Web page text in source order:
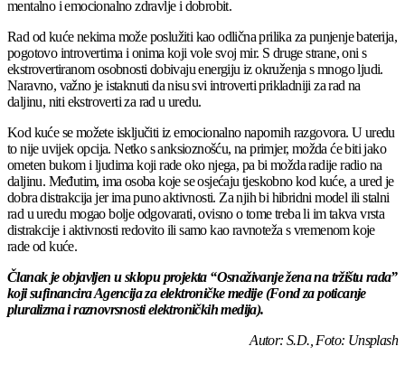
mentalno i emocionalno zdravlje i dobrobit.
Rad od kuće nekima može poslužiti kao odlična prilika za punjenje baterija,
pogotovo introvertima i onima koji vole svoj mir. S druge strane, oni s
ekstrovertiranom osobnosti dobivaju energiju iz okruženja s mnogo ljudi.
Naravno, važno je istaknuti da nisu svi introverti prikladniji za rad na
daljinu, niti ekstroverti za rad u uredu.
Kod kuće se možete isključiti iz emocionalno napornih razgovora. U uredu
to nije uvijek opcija. Netko s anksioznošću, na primjer, možda će biti jako
ometen bukom i ljudima koji rade oko njega, pa bi možda radije radio na
daljinu. Međutim, ima osoba koje se osjećaju tjeskobno kod kuće, a ured je
dobra distrakcija jer ima puno aktivnosti. Za njih bi hibridni model ili stalni
rad u uredu mogao bolje odgovarati, ovisno o tome treba li im takva vrsta
distrakcije i aktivnosti redovito ili samo kao ravnoteža s vremenom koje
rade od kuće.
Članak je objavljen u sklopu projekta “Osnaživanje žena na tržištu rada”
koji sufinancira Agencija za elektroničke medije (Fond za poticanje
pluralizma i raznovrsnosti elektroničkih medija).
Autor: S.D., Foto: Unsplash